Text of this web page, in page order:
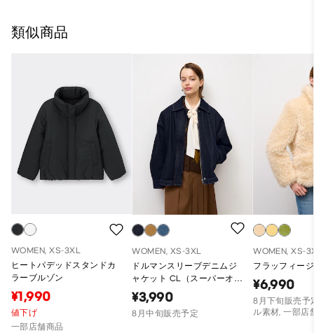
類似商品
WOMEN, XS-3XL
ヒートパデッドスタンドカ
ラーブルゾン
¥1,990
値下げ
一部店舗商品
WOMEN, XS-3XL
ドルマンスリーブデニムジ
ャケット CL（スーパーオー
バーサイズフィット）
¥3,990
8月中旬販売予定
WOMEN, XS-
フラッフィー
¥6,990
8月下旬販売予
ル素材, 一部店